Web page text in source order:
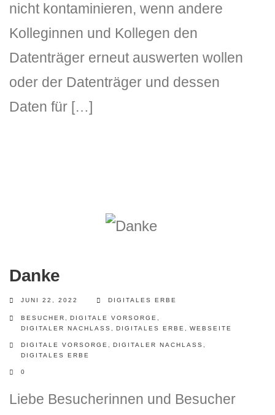
nicht kontaminieren, wenn andere
Kolleginnen und Kollegen den
Datenträger erneut auswerten wollen
oder der Datenträger und dessen
Daten für […]
Danke
JUNI 22, 2022 DIGITALES ERBE
BESUCHER DIGITALE VORSORGE
DIGITALER NACHLASS
DIGITALES ERBE WEBSEITE
DIGITALE VORSORGE DIGITALER NACHLASS
DIGITALES ERBE
0
Liebe Besucherinnen und Besucher